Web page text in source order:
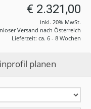
€ 2.321,00
inkl. 20% MwSt.
Versand nach Österreich
Lieferzeit: ca. 6 - 8 Wochen
planen